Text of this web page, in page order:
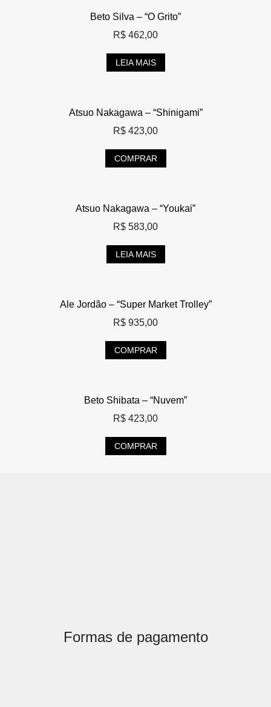
Beto Silva – “O Grito”
R$ 462,00
LEIA MAIS
Atsuo Nakagawa – “Shinigami”
R$ 423,00
COMPRAR
Atsuo Nakagawa – “Youkai”
R$ 583,00
LEIA MAIS
Ale Jordão – “Super Market Trolley”
R$ 935,00
COMPRAR
Beto Shibata – “Nuvem”
R$ 423,00
COMPRAR
Formas de pagamento